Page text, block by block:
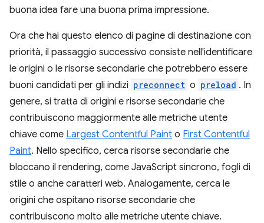
buona idea fare una buona prima impressione.
Ora che hai questo elenco di pagine di destinazione con
priorità, il passaggio successivo consiste nell'identificare
le origini o le risorse secondarie che potrebbero essere
buoni candidati per gli indizi preconnect o preload . In
genere, si tratta di origini e risorse secondarie che
contribuiscono maggiormente alle metriche utente
chiave come Largest Contentful Paint o First Contentful
Paint. Nello specifico, cerca risorse secondarie che
bloccano il rendering, come JavaScript sincrono, fogli di
stile o anche caratteri web. Analogamente, cerca le
origini che ospitano risorse secondarie che
contribuiscono molto alle metriche utente chiave.